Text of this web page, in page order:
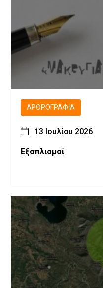
ΑΡΘΡΟΓΡΑΦΊΑ
13 Ιουλίου 2026
Εξοπλισμοί